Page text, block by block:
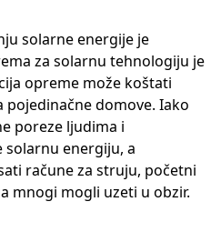
solarne energije je
za solarnu tehnologiju je
opreme može koštati
pojedinačne domove. Iako
poreze ljudima i
energiju, a
račune za struju, početni
mnogi mogli uzeti u obzir.